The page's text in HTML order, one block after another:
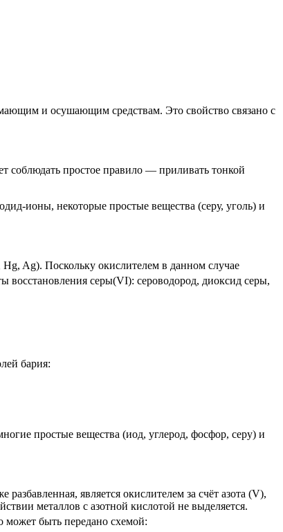
и осушающим средствам. Это свойство связано с
соблюдать простое правило — приливать тонкой
ионы, некоторые простые вещества (серу, уголь) и
Ag). Поскольку окислителем в данном случае
восстановления серы(VI): сероводород, диоксид серы,
бария:
простые вещества (иод, углерод, фосфор, серу) и
является окислителем за счёт азота (V),
металлов с азотной кислотой не выделяется.
может быть передано схемой: